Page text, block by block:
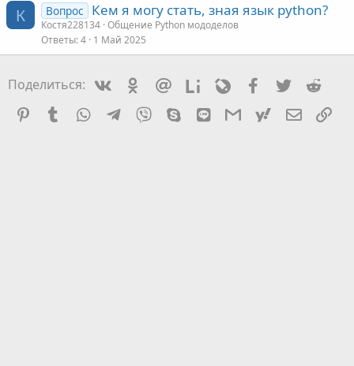
К Вопрос Кем я могу стать, зная язык python?
Костя228134 Общение Python мододелов
Ответы 4 1 Май 2025
Поделиться: VkontakteOdnoklassniki
Mail.ruLiveinternetLivejournalFacebook
Twitter
Pinterest
Tumblr WhatsAppTelegram
Viber Skype LineGmailyahoomail